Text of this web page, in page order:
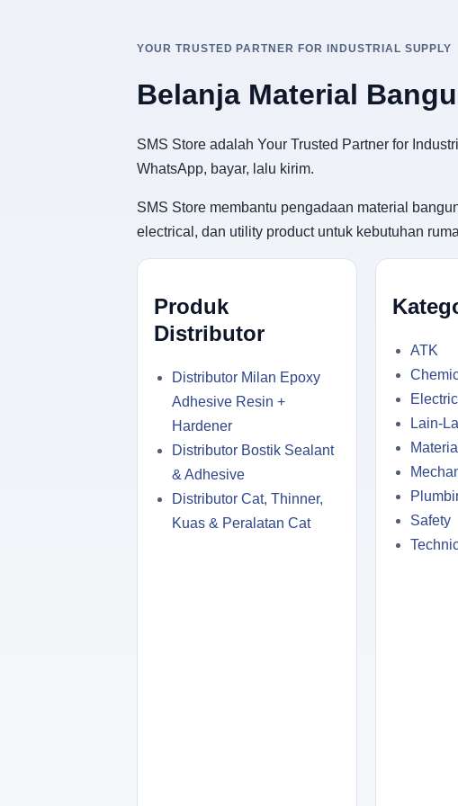
YOUR TRUSTED PARTNER FOR INDUSTRIAL SUPPLY
Belanja Material
SMS Store adalah Your Trusted Partner for
WhatsApp, bayar, lalu kirim.
SMS Store membantu pengadaan material
electrical, dan utility product untuk kebutuhan
Produk
Distributor
Distributor Milan Epoxy
Adhesive Resin +
Hardener
Distributor Bostik Sealant
& Adhesive
Distributor Cat, Thinner,
Kuas & Peralatan Cat
ATK
Lain-
Material
Safety